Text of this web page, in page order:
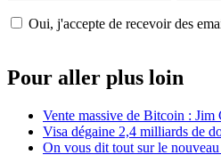
Oui, j'accepte de recevoir des
Pour aller plus loin
Vente massive de Bitcoin :
Visa dégaine 2,4 milliards de
On vous dit tout sur le